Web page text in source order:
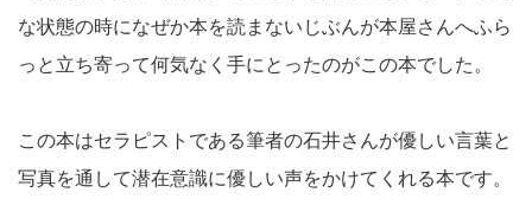
な状態の時になぜか本を読まないじぶんが本屋さんへふら
っと立ち寄って何気なく手にとったのがこの本でした。
この本はセラピストである筆者の石井さんが優しい言葉と
写真を通して潜在意識に優しい声をかけてくれる本です。